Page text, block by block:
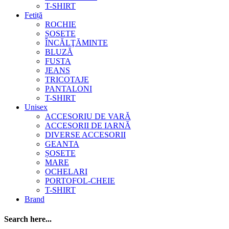
T-SHIRT
Fetiță
ROCHIE
ȘOSETE
ÎNCĂLŢĂMINTE
BLUZĂ
FUSTA
JEANS
TRICOTAJE
PANTALONI
T-SHIRT
Unisex
ACCESORIU DE VARĂ
ACCESORII DE IARNĂ
DIVERSE ACCESORII
GEANTA
ȘOSETE
MARE
OCHELARI
PORTOFOL-CHEIE
T-SHIRT
Brand
Search here...